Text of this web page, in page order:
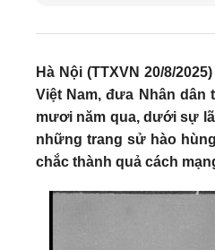
Hà Nội (TTXVN 20/8/
Việt Nam, đưa Nhân
mươi năm qua, dưới sự
những trang sử hào
chắc thành quả cách